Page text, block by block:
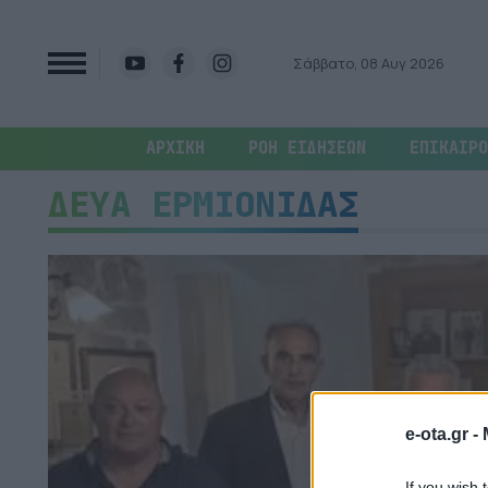
e-ota.gr -
Σάββατο, 08 Αυγ 2026
ΑΡΧΙΚΗ ΡΟΗ ΕΙΔΗΣΕΩΝ
ΔΕΥΑ ΕΡΜΙΟΝΙΔΑΣ